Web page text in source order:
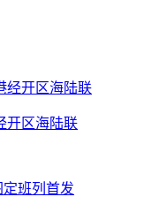
开区海陆联